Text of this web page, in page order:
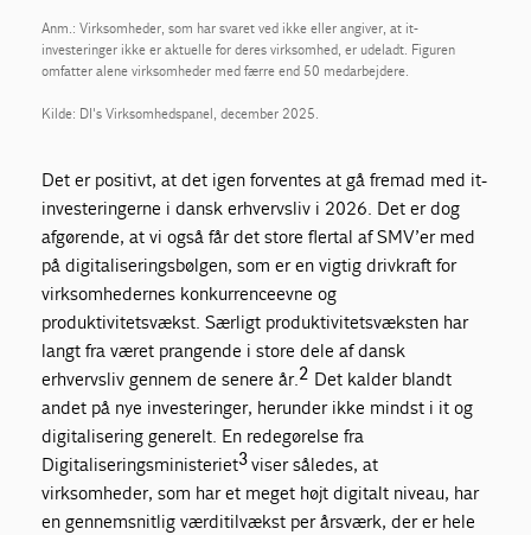
Anm.: Virksomheder, som har svaret ved ikke eller angiver, at it-
investeringer ikke er aktuelle for deres virksomhed, er udeladt. Figuren
omfatter alene virksomheder med færre end 50 medarbejdere.
Kilde: DI's Virksomhedspanel, december 2025.
Det er positivt, at det igen forventes at gå fremad med it-
investeringerne i dansk erhvervsliv i 2026. Det er dog
afgørende, at vi også får det store flertal af SMV’er med
på digitaliseringsbølgen, som er en vigtig drivkraft for
virksomhedernes konkurrenceevne og
produktivitetsvækst. Særligt produktivitetsvæksten har
langt fra været prangende i store dele af dansk
erhvervsliv gennem de senere år.2 Det kalder blandt
andet på nye investeringer, herunder ikke mindst i it og
digitalisering generelt. En redegørelse fra
Digitaliseringsministeriet3viser således, at
virksomheder, som har et meget højt digitalt niveau, har
en gennemsnitlig værditilvækst per årsværk, der er hele